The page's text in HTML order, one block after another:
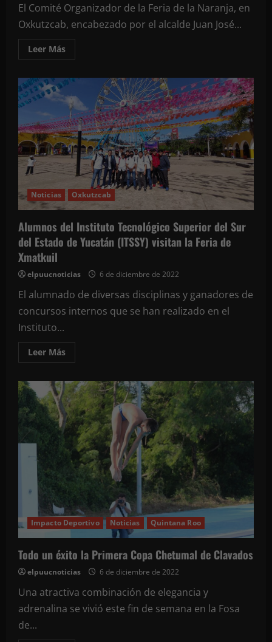
El Comité Organizador de la Feria de la Naranja, en
Oxkutzcab, encabezado por el alcalde Juan José...
Leer MásLeer
más
Todo
para
el
arranque,
este
jueves,
de
la
XXXVI
edición
de
Feria
de
la
en
Oxkutzcab
Noticias Oxkutzcab
Alumnos del Instituto Tecnológico Superior del Sur
del Estado de Yucatán (ITSSY) visitan la Feria de
Xmatkuil
elpuucnoticias 6 de diciembre de 2022
El alumnado de diversas disciplinas y ganadores de
concursos internos que se han realizado en el
Instituto...
Leer MásLeer
más
Alumnos
del
Instituto
Tecnológico
Superior
del
Sur
del
Estado
de
Yucatán
(ITSSY)
visitan
Feria
de
Xmatkuil
Impacto Deportivo Noticias Quintana Roo
Todo un éxito la Primera Copa Chetumal de Clavados
elpuucnoticias 6 de diciembre de 2022
Una atractiva combinación de elegancia y
adrenalina se vivió este fin de semana en la Fosa
de...